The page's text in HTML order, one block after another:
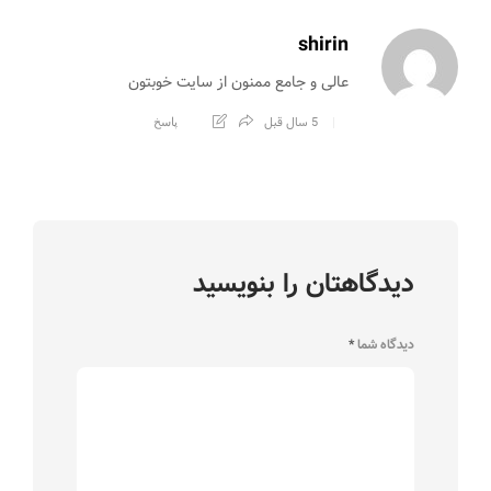
shirin
عالی و جامع ممنون از سایت خوبتون
5 سال قبل پاسخ
دیدگاهتان را بنویسید
دیدگاه شما*